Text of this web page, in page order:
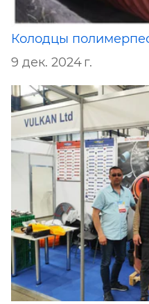
Колодцы
9 дек. 2024 г.